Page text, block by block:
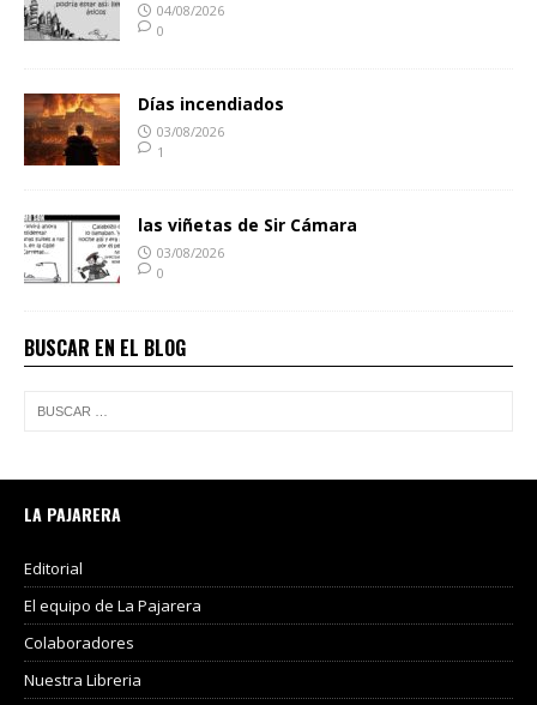
04/08/2026
0
Días incendiados
03/08/2026
1
las viñetas de Sir Cámara
03/08/2026
0
BUSCAR EN EL BLOG
LA PAJARERA
Editorial
El equipo de La Pajarera
Colaboradores
Nuestra Libreria